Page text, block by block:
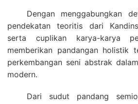
Dengan menggabungkan
pendekatan teoritis dari
serta cuplikan karya-karya
memberikan pandangan holistik
perkembangan seni abstrak
modern.
Dari sudut pandang